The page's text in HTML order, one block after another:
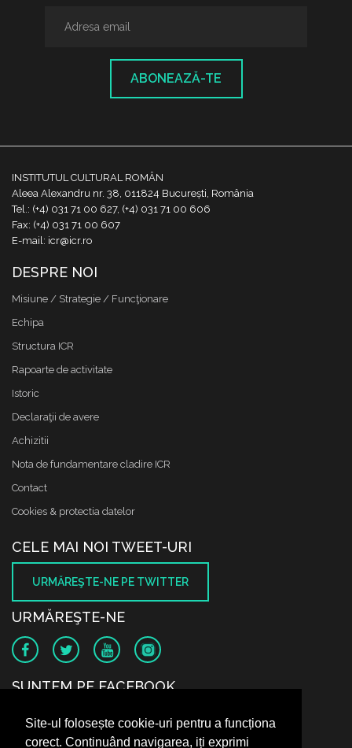
Site-ul folosește cookie-uri pentru a funcționa
corect. Continuând navigarea, iți exprimi
ABONEAZĂ-TE
INSTITUTUL CULTURAL ROMÂN
Aleea Alexandru nr. 38, 011824 București, România
Tel.: (+4) 031 71 00 627, (+4) 031 71 00 606
Fax: (+4) 031 71 00 607
E-mail: icr@icr.ro
DESPRE NOI
Misiune / Strategie / Funcţionare
Echipa
Structura ICR
Rapoarte de activitate
Istoric
Declaraţii de avere
Achizitii
Nota de fundamentare cladire ICR
Contact
Cookies & protectia datelor
CELE MAI NOI TWEET-URI
URMĂREŞTE-NE PE TWITTER
URMĂREŞTE-NE
SUNTEM PE FACEBOOK